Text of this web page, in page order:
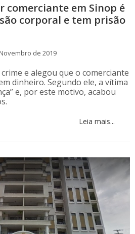
comerciante em Sinop é
corporal e tem prisão
de 2019
e alegou que o comerciante
dinheiro. Segundo ele, a vítima
e, por este motivo, acabou
Leia mais...